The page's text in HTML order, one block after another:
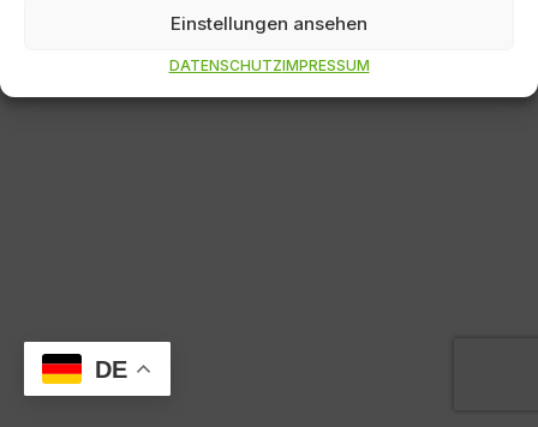
Einstellungen ansehen
DATENSCHUTZIMPRESSUM
DE